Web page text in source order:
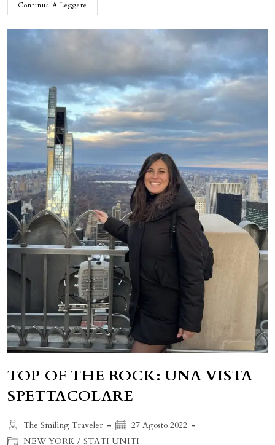
Continua A Leggere
TOWER:
PIÙ
TOP OF THE ROCK: UNA VISTA
SPETTACOLARE
Autore
dell'articolo:
The Smiling Traveler
Articolo
pubblicato:
27 Agosto 2022
Categoria
NEW YORK / STATI UNITI